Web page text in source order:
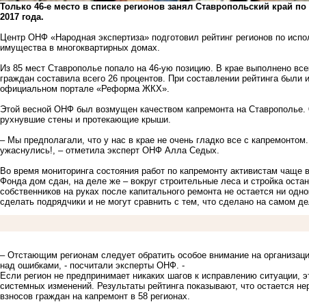
Только 46-е место в списке регионов занял Ставропольский край
2017 года.
Центр ОНФ «Народная экспертиза» подготовил рейтинг регионов по
имущества в многоквартирных домах.
Из 85 мест Ставрополье попало на 46-ую позицию. В крае выполнено
граждан составила всего 26 процентов. При составлении рейтинга
официальном портале «Реформа ЖКХ».
Этой весной ОНФ был возмущен качеством капремонта на
рухнувшие стены и протекающие крыши.
– Мы предполагали, что у нас в крае не очень гладко все с
ужаснулись!, – отметила эксперт ОНФ Алла Седых.
Во время мониторинга состояния работ по капремонту активистам
Фонда дом сдан, на деле же – вокруг строительные леса и стройка
собственников на руках после капитального ремонта не остается ни
сделать подрядчики и не могут сравнить с тем, что сделано на самом
– Отстающим регионам следует обратить особое внимание на
над ошибками, - посчитали эксперты ОНФ. -
Если регион не предпринимает никаких шагов к исправлению ситуации,
системных изменений. Результаты рейтинга показывают, что остается
взносов граждан на капремонт в 58 регионах.